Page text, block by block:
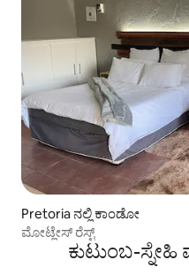
Pretoria ನಲ್ಲಿ ಕಾಂಡೋ
ಮೋಟ್ಲೇಸ್ ರೆಸ್ಟ್
ಕುಟುಂಬ-